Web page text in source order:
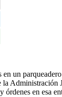
un
Administración
órdenes en esa